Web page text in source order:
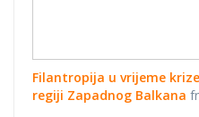
Filantropija u vrijeme
regiji Zapadnog Balkana